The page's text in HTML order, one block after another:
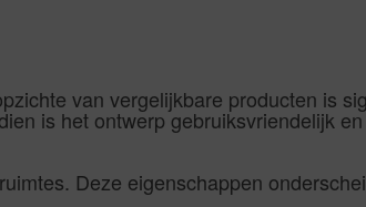
van vergelijkbare producten is
is het ontwerp gebruiksvriendelijk
Deze eigenschappen